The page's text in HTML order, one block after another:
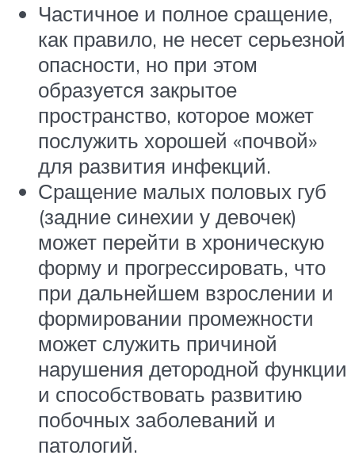
Частичное и полное сращение,
как правило, не несет серьезной
опасности, но при этом
образуется закрытое
пространство, которое может
послужить хорошей «почвой»
для развития инфекций.
Сращение малых половых губ
(задние синехии у девочек)
может перейти в хроническую
форму и прогрессировать, что
при дальнейшем взрослении и
формировании промежности
может служить причиной
нарушения детородной функции
и способствовать развитию
побочных заболеваний и
патологий.